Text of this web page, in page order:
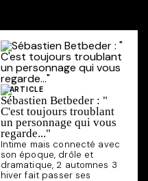
ARTICLE
Sébastien Betbeder : "
C'est toujours troublant
un personnage qui vous
regarde..."
Intime mais connecté avec
son époque, drôle et
dramatique, 2 automnes 3
hiver fait passer ses